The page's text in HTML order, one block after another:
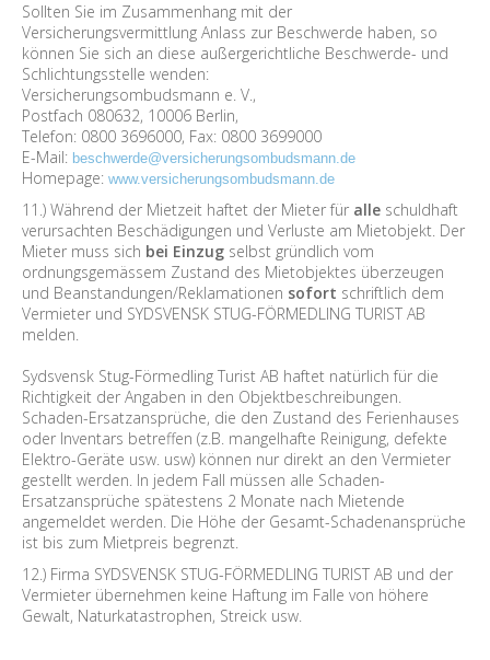
Sollten Sie im Zusammenhang mit der
Versicherungsvermittlung Anlass zur Beschwerde haben, so
können Sie sich an diese außergerichtliche Beschwerde- und
Schlichtungsstelle wenden:
Versicherungsombudsmann e. V.,
Postfach 080632, 10006 Berlin,
Telefon: 0800 3696000, Fax: 0800 3699000
E-Mail: beschwerde@versicherungsombudsmann.de
Homepage: www.versicherungsombudsmann.de
11.) Während der Mietzeit haftet der Mieter für alle schuldhaft
verursachten Beschädigungen und Verluste am Mietobjekt. Der
Mieter muss sich bei Einzug selbst gründlich vom
ordnungsgemässem Zustand des Mietobjektes überzeugen
und Beanstandungen/Reklamationen sofort schriftlich dem
Vermieter und SYDSVENSK STUG-FÖRMEDLING TURIST AB
melden.
Sydsvensk Stug-Förmedling Turist AB haftet natürlich für die
Richtigkeit der Angaben in den Objektbeschreibungen.
Schaden-Ersatzansprüche, die den Zustand des Ferienhauses
oder Inventars betreffen (z.B. mangelhafte Reinigung, defekte
Elektro-Geräte usw. usw) können nur direkt an den Vermieter
gestellt werden. In jedem Fall müssen alle Schaden-
Ersatzansprüche spätestens 2 Monate nach Mietende
angemeldet werden. Die Höhe der Gesamt-Schadenansprüche
ist bis zum Mietpreis begrenzt.
12.) Firma SYDSVENSK STUG-FÖRMEDLING TURIST AB und der
Vermieter übernehmen keine Haftung im Falle von höhere
Gewalt, Naturkatastrophen, Streick usw.